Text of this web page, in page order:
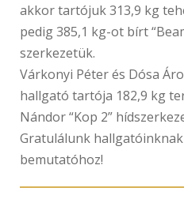
akkor tartójuk 313,9 kg
pedig 385,1 kg-ot bírt
szerkezetük.
Várkonyi Péter és Dósa
hallgató tartója 182,9 kg
Nándor “Kop 2”
Gratulálunk
bemutatóhoz!